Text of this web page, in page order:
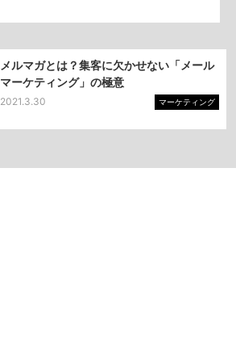
メルマガとは？集客に欠かせない「メール
マーケティング」の極意
2021.3.30 マーケティング